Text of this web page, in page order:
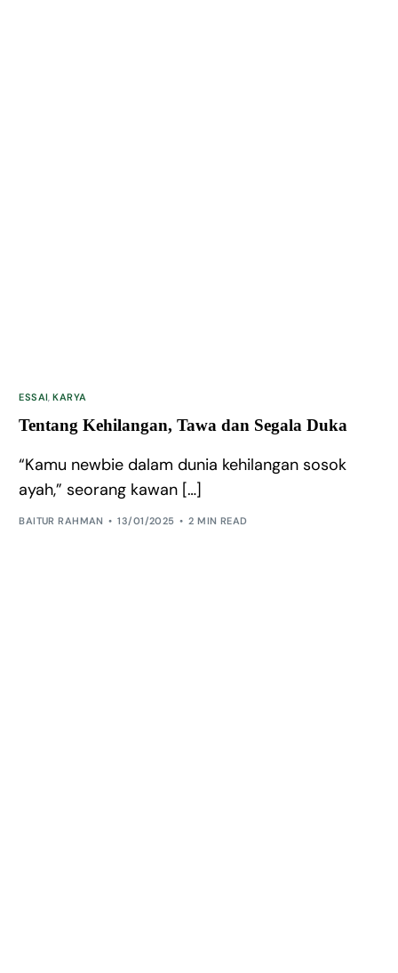
ESSAI,KARYA
Tentang Kehilangan, Tawa dan Segala Duka
“Kamu newbie dalam dunia kehilangan sosok
ayah,” seorang kawan […]
BAITUR RAHMAN 13/01/2025 2 MIN READ